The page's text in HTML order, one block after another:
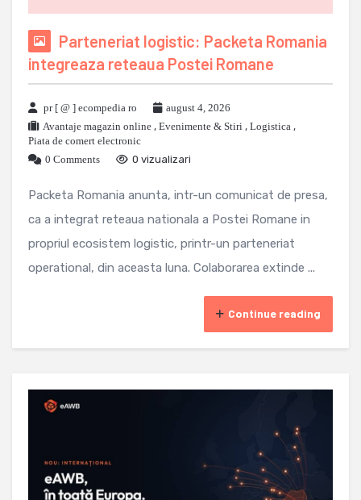
Parteneriat logistic: Packeta Romania
integreaza reteaua Postei Romane
pr [ @ ] ecompedia ro
august 4, 2026
Avantaje magazin online , Evenimente & Stiri , Logistica ,
Piata de comert electronic
0 Comments
0 vizualizari
Packeta Romania anunta, intr-un comunicat de presa,
ca a integrat reteaua nationala a Postei Romane in
propriul ecosistem logistic, printr-un parteneriat
operational, din aceasta luna. Colaborarea extinde ...
Continue reading